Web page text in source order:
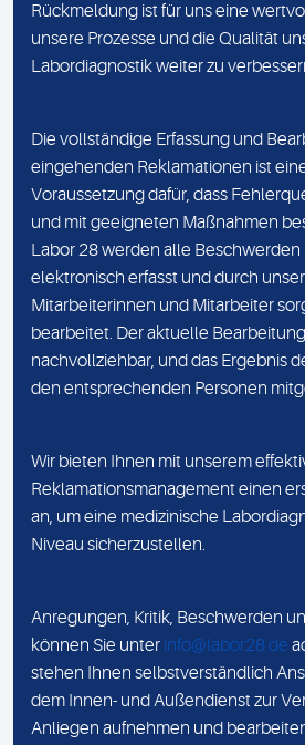
Rückmeldung ist für uns eine
unsere Prozesse und die Qualität
Labordiagnostik weiter zu
Die vollständige Erfassung und
eingehenden Reklamationen ist
Voraussetzung dafür, dass
und mit geeigneten Maßnahmen
Labor 28 werden alle
elektronisch erfasst und durch
Mitarbeiterinnen und Mitarbeiter
bearbeitet. Der aktuelle
nachvollziehbar, und das Ergebnis
den entsprechenden Personen
Wir bieten Ihnen mit unserem
Reklamationsmanagement einen
an, um eine medizinische
Niveau sicherzustellen.
Anregungen, Kritik, Beschwerden
können Sie unter info@labor28.de
stehen Ihnen selbstverständlich
dem Innen- und Außendienst zur
Anliegen aufnehmen und